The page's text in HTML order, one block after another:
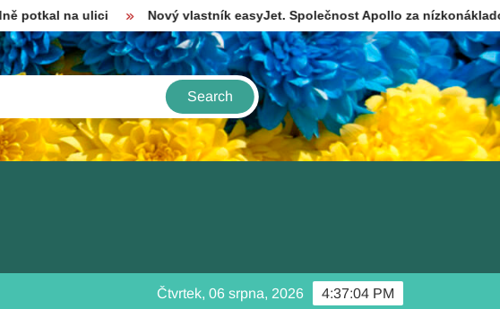
ulici Nový vlastník easyJet. Společnost Apollo za nízkonákladové britské
4:37:05 PM
Čtvrtek, 06 srpna, 2026